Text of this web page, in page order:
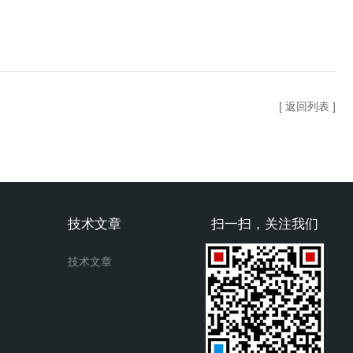
[ 返回列表 ]
扫一扫，关注我们
技术文章
技术文章